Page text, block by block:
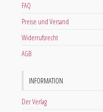
FAQ
Preise und Versand
Widerrufsrecht
AGB
INFORMATION
Der Verlag